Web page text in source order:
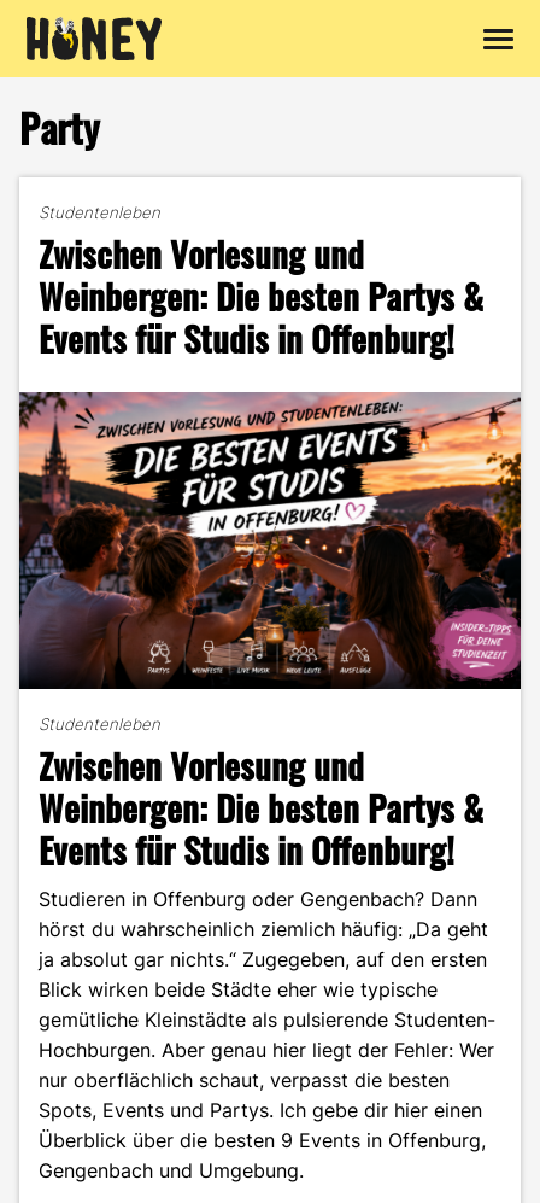
Inhalt
springen
Party
Studentenleben
Zwischen Vorlesung und
Weinbergen: Die besten Partys &
Events für Studis in Offenburg!
Studentenleben
Zwischen Vorlesung und
Weinbergen: Die besten Partys &
Events für Studis in Offenburg!
Studieren in Offenburg oder Gengenbach? Dann
hörst du wahrscheinlich ziemlich häufig: „Da geht
ja absolut gar nichts.“ Zugegeben, auf den ersten
Blick wirken beide Städte eher wie typische
gemütliche Kleinstädte als pulsierende Studenten-
Hochburgen. Aber genau hier liegt der Fehler: Wer
nur oberflächlich schaut, verpasst die besten
Spots, Events und Partys. Ich gebe dir hier einen
Überblick über die besten 9 Events in Offenburg,
Gengenbach und Umgebung.